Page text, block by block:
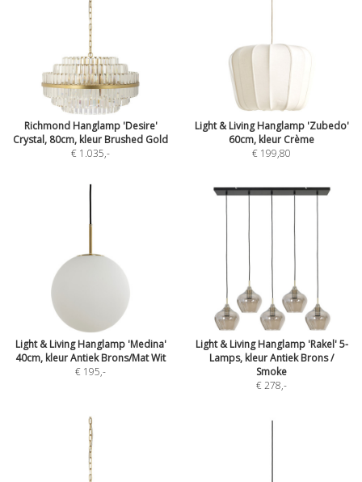
Richmond Hanglamp 'Desire'
Crystal, 80cm, kleur Brushed Gold
€ 1.035,-
Light & Living Hanglamp 'Zubedo'
60cm, kleur Crème
€ 199,80
Light & Living Hanglamp 'Medina'
40cm, kleur Antiek Brons/Mat Wit
€ 195,-
Light & Living Hanglamp 'Rakel' 5-
Lamps, kleur Antiek Brons /
Smoke
€ 278,-